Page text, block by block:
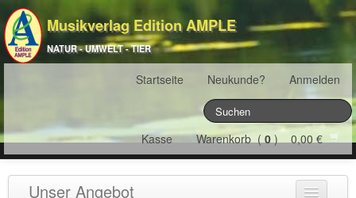
Musikverlag Edition AMPLE
NATUR - UMWELT - TIER
Startseite Neukunde? Anmelden
Kasse Warenkorb (0) 0,00 €
Unser Angebot